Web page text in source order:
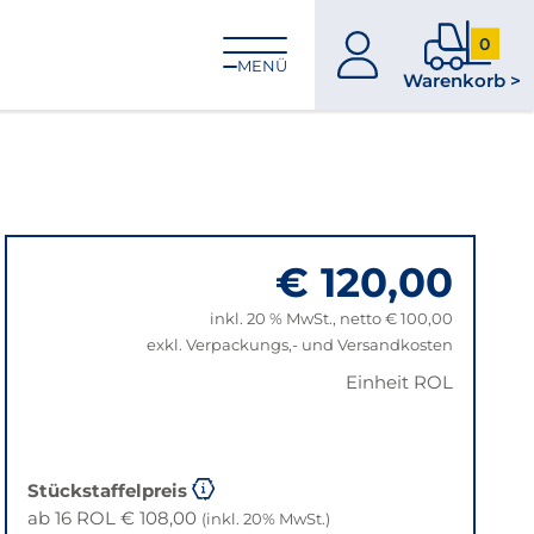
MENÜ
zum
0
Warenkorb >
0
im
€ 120,00
inkl. 20 % MwSt., netto € 100,00
exkl. Verpackungs,- und Versandkosten
Einheit ROL
Stückstaffelpreis
ab 16 ROL € 108,00 (inkl. 20% MwSt.)